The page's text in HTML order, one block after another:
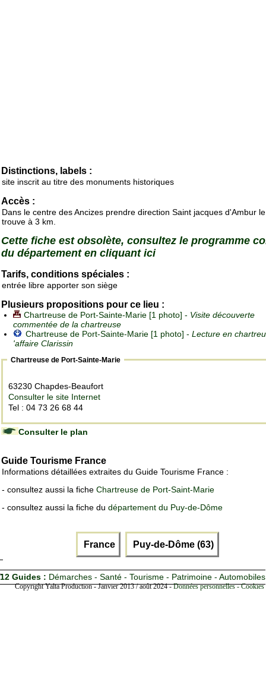
Distinctions, labels :
site inscrit au titre des monuments historiques
Accès :
Dans le centre des Ancizes prendre direction Saint jacques d'Ambur
trouve à 3 km.
Cette fiche est obsolète, consultez le programme
du département en cliquant ici
Tarifs, conditions spéciales :
entrée libre apporter son siège
Plusieurs propositions pour ce lieu :
Chartreuse de Port-Sainte-Marie [1 photo] - Visite découverte
commentée de la chartreuse
Chartreuse de Port-Sainte-Marie [1 photo] - Lecture en
'affaire Clarissin
Chartreuse de Port-Sainte-Marie
63230 Chapdes-Beaufort
Consulter le site Internet
Tel : 04 73 26 68 44
Consulter le plan
Guide Tourisme France
Informations détaillées extraites du Guide Tourisme France :
- consultez aussi la fiche Chartreuse de Port-Saint-Marie
- consultez aussi la fiche du département du Puy-de-Dôme
France Puy-de-Dôme (63)
12 Guides : Démarches - Santé - Tourisme - Patrimoine - Automobiles
Copyright Yalta Production - Janvier 2013 / août 2024 -Données personnelles -